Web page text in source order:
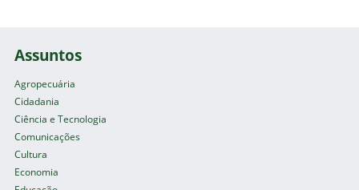
Assuntos
Agropecuária
Cidadania
Ciência e Tecnologia
Comunicações
Cultura
Economia